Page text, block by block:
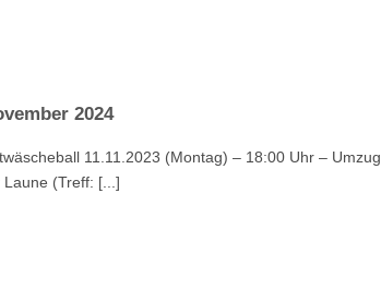
2024
11.11.2023 (Montag) – 18:00 Uhr –
(Treff: [...]